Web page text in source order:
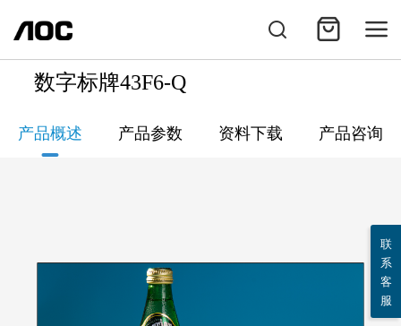
数字标牌43F6-Q
产品概述 产品参数 资料下载 产品咨询
联
系
客
服